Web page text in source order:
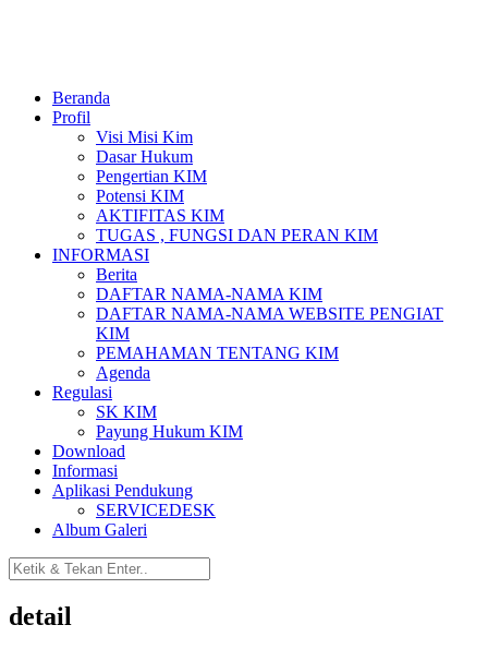
Beranda
Profil
Visi Misi Kim
Dasar Hukum
Pengertian KIM
Potensi KIM
AKTIFITAS KIM
TUGAS , FUNGSI DAN PERAN KIM
INFORMASI
Berita
DAFTAR NAMA-NAMA KIM
DAFTAR NAMA-NAMA WEBSITE PENGIAT
KIM
PEMAHAMAN TENTANG KIM
Agenda
Regulasi
SK KIM
Payung Hukum KIM
Download
Informasi
Aplikasi Pendukung
SERVICEDESK
Album Galeri
detail